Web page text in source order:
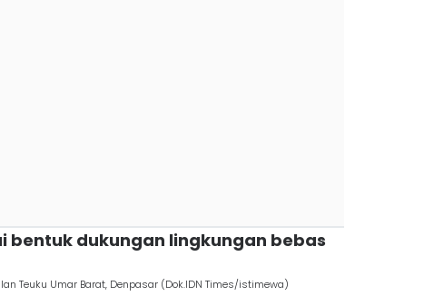
bentuk dukungan lingkungan bebas
Teuku Umar Barat, Denpasar (Dok.IDN Times/istimewa)